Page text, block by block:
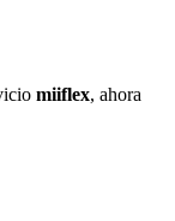
miiflex, ahora